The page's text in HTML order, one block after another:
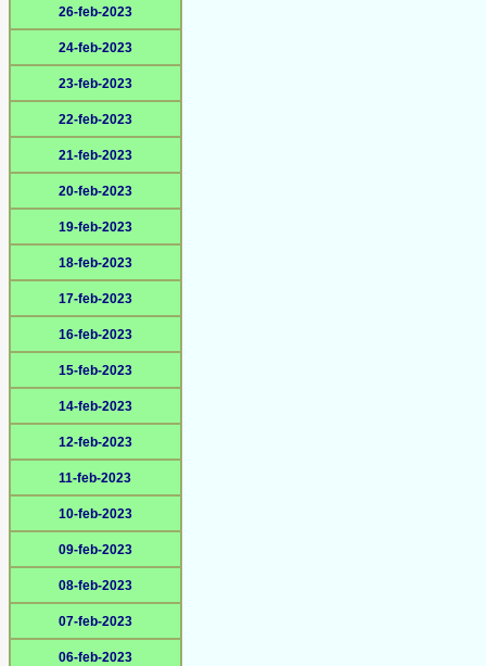
26-feb-2023
24-feb-2023
23-feb-2023
22-feb-2023
21-feb-2023
20-feb-2023
19-feb-2023
18-feb-2023
17-feb-2023
16-feb-2023
15-feb-2023
14-feb-2023
12-feb-2023
11-feb-2023
10-feb-2023
09-feb-2023
08-feb-2023
07-feb-2023
06-feb-2023